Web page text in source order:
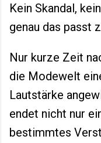
Kein Skandal,
genau das passt
Nur kurze Zeit
die Modewelt
Lautstärke
endet nicht nur
bestimmtes